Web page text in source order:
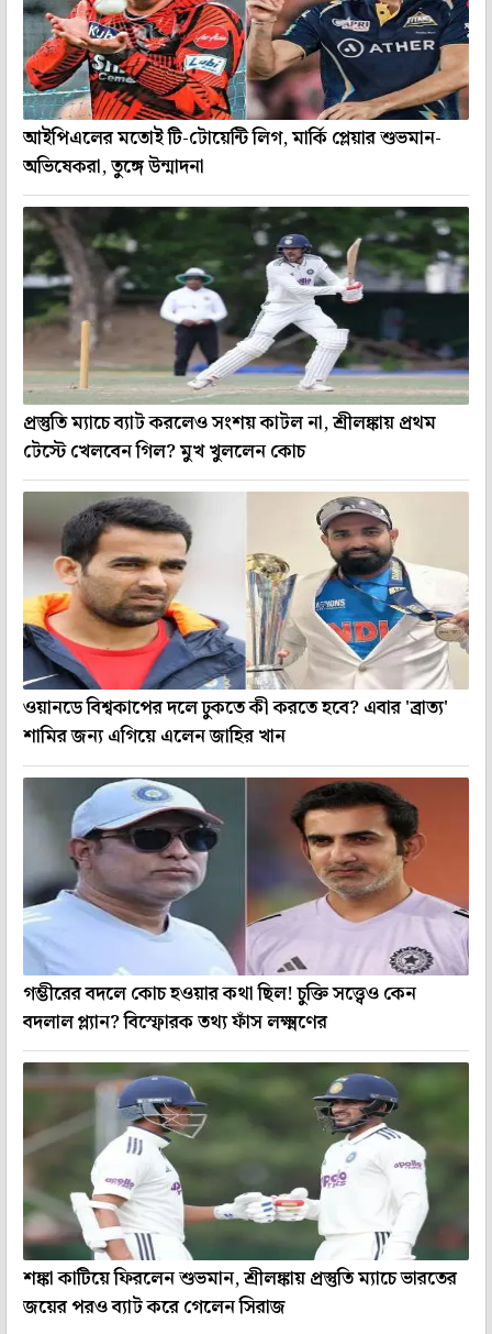
আইপিএলের মতোই টি-টোয়েন্টি লিগ, মার্কি প্লেয়ার শুভমান-
অভিষেকরা, তুঙ্গে উন্মাদনা
প্রস্তুতি ম্যাচে ব্যাট করলেও সংশয় কাটল না, শ্রীলঙ্কায় প্রথম
টেস্টে খেলবেন গিল? মুখ খুললেন কোচ
ওয়ানডে বিশ্বকাপের দলে ঢুকতে কী করতে হবে? এবার 'ব্রাত্য'
শামির জন্য এগিয়ে এলেন জাহির খান
গম্ভীরের বদলে কোচ হওয়ার কথা ছিল! চুক্তি সত্ত্বেও কেন
বদলাল প্ল্যান? বিস্ফোরক তথ্য ফাঁস লক্ষ্মণের
শঙ্কা কাটিয়ে ফিরলেন শুভমান, শ্রীলঙ্কায় প্রস্তুতি ম্যাচে ভারতের
জয়ের পরও ব্যাট করে গেলেন সিরাজ